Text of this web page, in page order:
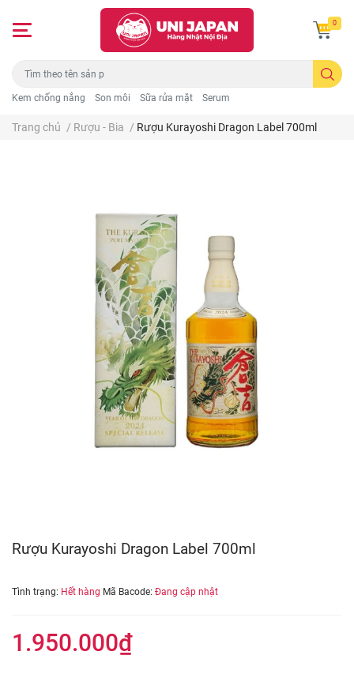
Kem chống nắng Son môi Sữa rửa mặt Serum
0
Trang chủ / Rượu - Bia / Rượu Kurayoshi Dragon Label 700ml
Rượu Kurayoshi Dragon Label 700ml
Tình trạng: Hết hàng Mã Bacode: Đang cập nhật
1.950.000₫